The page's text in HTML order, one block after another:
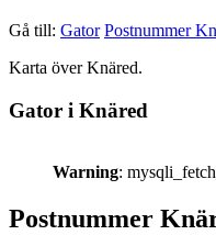
Gå till: Gator Postnummer
Karta över Knäred.
Gator i Knäred
Warning:
Postnummer